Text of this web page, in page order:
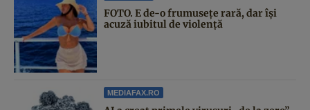
FOTO. E de-o frumusețe rară, dar își
acuză iubitul de violență
MEDIAFAX.RO